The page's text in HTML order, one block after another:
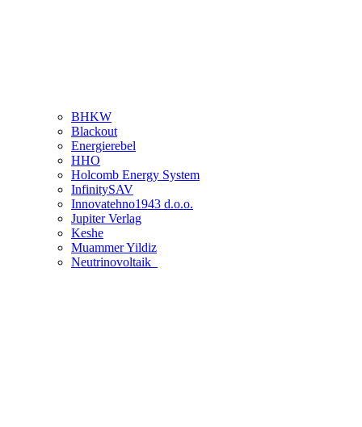
BHKW
Blackout
Energierebel
HHO
Holcomb Energy System
InfinitySAV
Innovatehno1943 d.o.o.
Jupiter Verlag
Keshe
Muammer Yildiz
Neutrinovoltaik